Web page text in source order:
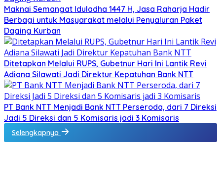
Maknai Semangat Iduladha 1447 H, Jasa Raharja Hadir
Berbagi untuk Masyarakat melalui Penyaluran Paket
Daging Kurban
Ditetapkan Melalui RUPS, Gubetnur Hari Ini Lantik Revi
Adiana Silawati Jadi Direktur Kepatuhan Bank NTT
PT Bank NTT Menjadi Bank NTT Perseroda, dari 7 Direksi
Jadi 5 Direksi dan 5 Komisaris jadi 3 Komisaris
Selengkapnya